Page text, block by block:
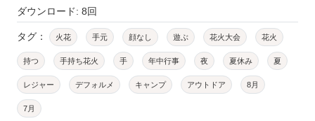
ダウンロード: 8回
タグ： 火花 手元 顔なし 遊ぶ 花火大会 花火
持つ 手持ち花火 手 年中行事 夜 夏休み 夏
レジャー デフォルメ キャンプ アウトドア 8月
7月